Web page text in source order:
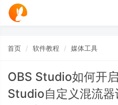
首页 软件教程 媒体工具
OBS Studio如何开
Studio自定义混流器